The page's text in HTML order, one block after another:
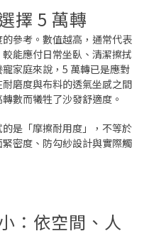
擇 5 萬轉
參考。數值越高，通常代表
能應付日常坐臥、清潔擦拭
家庭來說，5 萬轉已是應對
磨度與布料的透氣坐感之間
數而犧牲了沙發舒適度。
是「摩擦耐用度」，不等於
密度、防勾紗設計與實際觸
：依空間、人